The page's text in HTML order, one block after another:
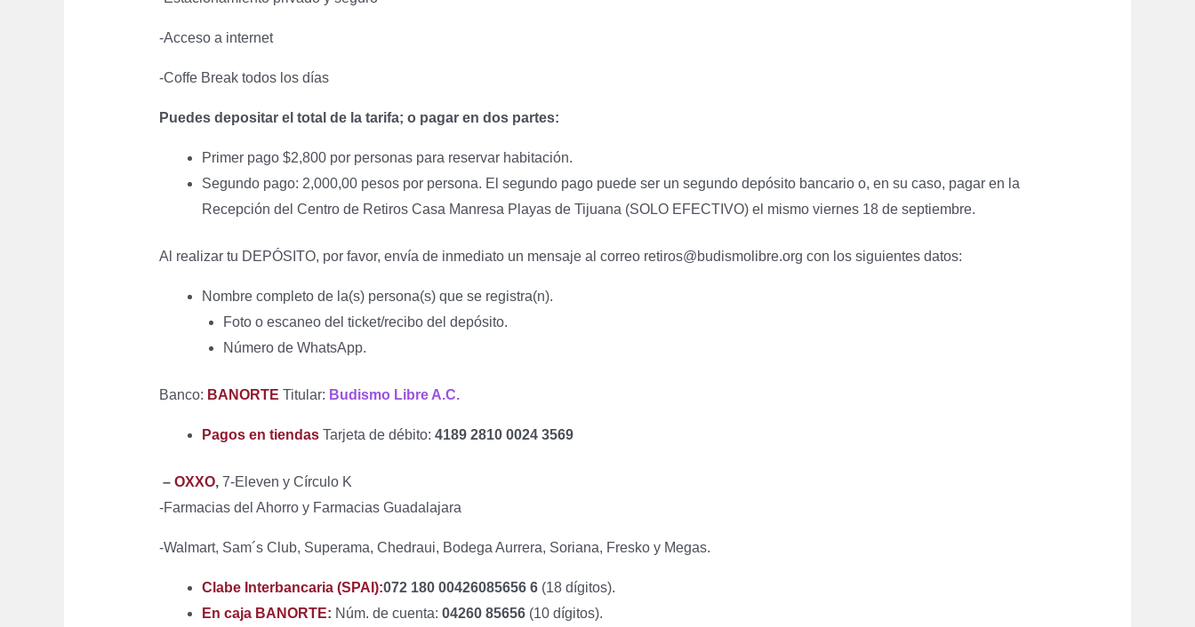
-Acceso a internet
-Coffe Break todos los días
Puedes depositar el total de la tarifa; o pagar en dos partes:
Primer pago $2,800 por personas para reservar habitación.
Segundo pago: 2,000,00 pesos por persona. El segundo pago puede ser un segundo depósito bancario o, en su caso, pagar en la
Recepción del Centro de Retiros Casa Manresa Playas de Tijuana (SOLO EFECTIVO) el mismo viernes 18 de septiembre.
Al realizar tu DEPÓSITO, por favor, envía de inmediato un mensaje al correo retiros@budismolibre.org con los siguientes datos:
Nombre completo de la(s) persona(s) que se registra(n).
Foto o escaneo del ticket/recibo del depósito.
Número de WhatsApp.
Banco: BANORTE Titular: Budismo Libre A.C.
Pagos en tiendasTarjeta de débito: 4189 2810 0024 3569
– OXXO, 7-Eleven y Círculo K
-Farmacias del Ahorro y Farmacias Guadalajara
-Walmart, Sam´s Club, Superama, Chedraui, Bodega Aurrera, Soriana, Fresko y Megas.
Clabe Interbancaria (SPAI):072 180 00426085656 6(18 dígitos).
En caja BANORTE: Núm. de cuenta: 04260 85656(10 dígitos).